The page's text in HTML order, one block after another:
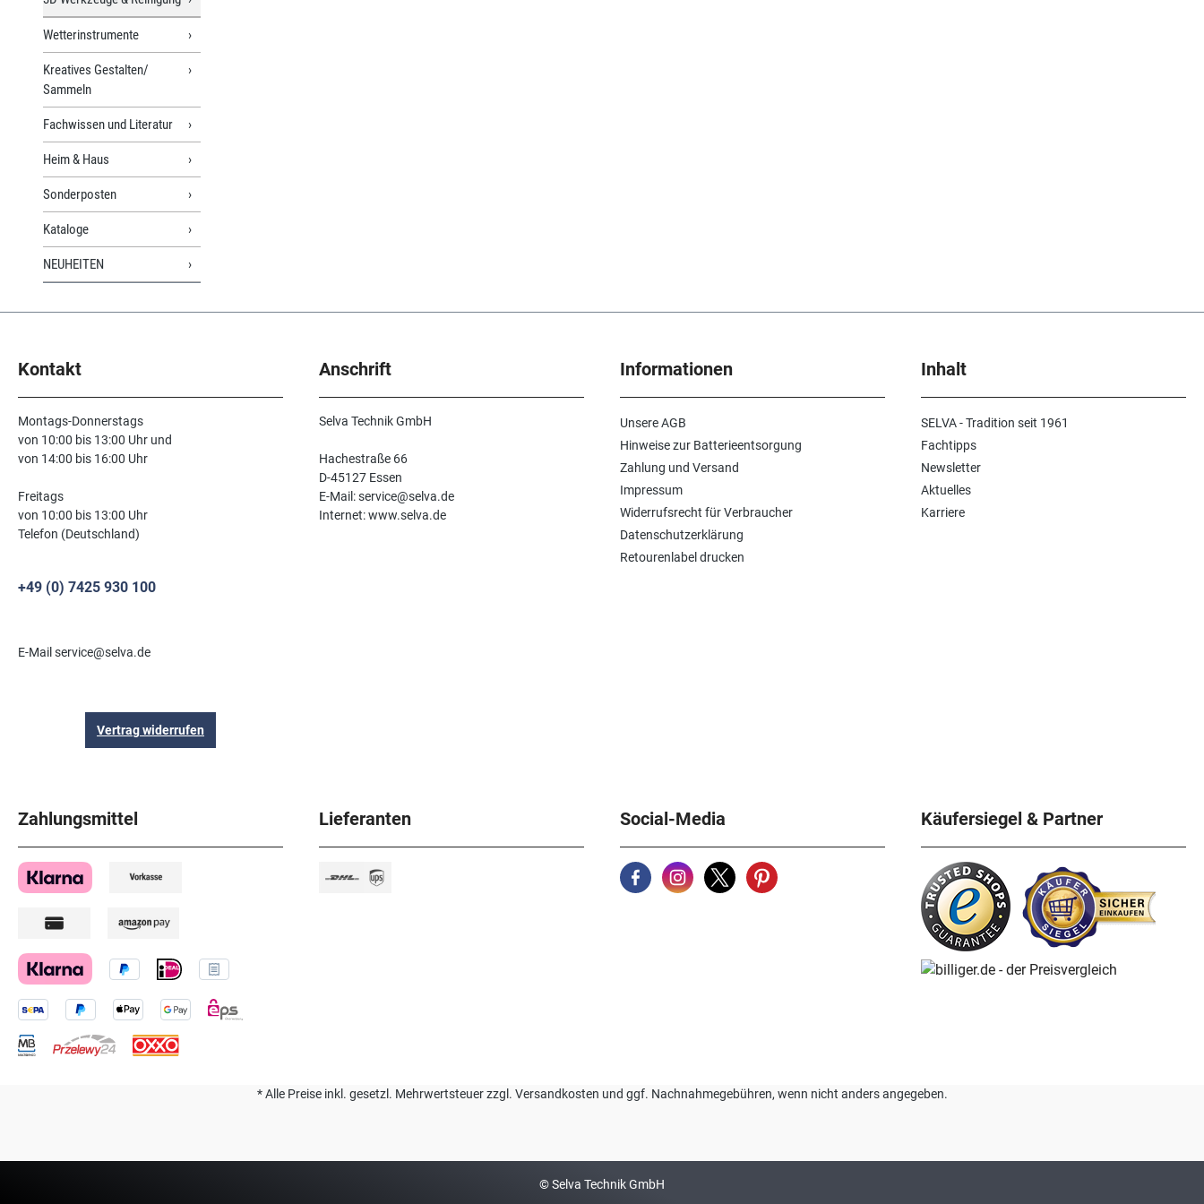
Wetterinstrumente
Kreatives Gestalten/
Sammeln
Fachwissen und Literatur
Heim & Haus
Sonderposten
Kataloge
NEUHEITEN
Kontakt
Montags-Donnerstags
von 10:00 bis 13:00 Uhr und
von 14:00 bis 16:00 Uhr
Freitags
von 10:00 bis 13:00 Uhr
Telefon (Deutschland)
+49 (0) 7425 930 100
E-Mail service@selva.de
Vertrag widerrufen
Anschrift
Selva Technik GmbH
Hachestraße 66
D-45127 Essen
E-Mail: service@selva.de
Internet: www.selva.de
Informationen
Unsere AGB
Hinweise zur Batterieentsorgung
Zahlung und Versand
Impressum
Widerrufsrecht für Verbraucher
Datenschutzerklärung
Retourenlabel drucken
Inhalt
SELVA - Tradition seit 1961
Fachtipps
Newsletter
Aktuelles
Karriere
Zahlungsmittel Lieferanten Social-Media Käufersiegel & Partner
* Alle Preise inkl. gesetzl. Mehrwertsteuer zzgl. Versandkosten und ggf. Nachnahmegebühren, wenn nicht anders angegeben.
© Selva Technik GmbH